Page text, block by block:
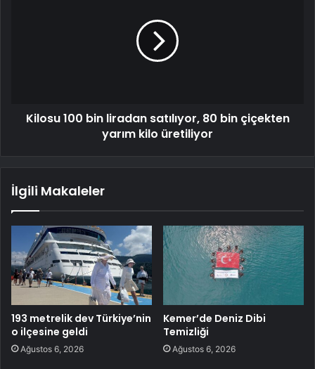
Kilosu 100 bin liradan satılıyor, 80 bin çiçekten
yarım kilo üretiliyor
İlgili Makaleler
193 metrelik dev Türkiye’nin
o ilçesine geldi
Ağustos 6, 2026
Kemer’de Deniz Dibi
Temizliği
Ağustos 6, 2026